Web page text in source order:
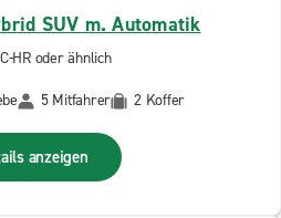
SUV m. Automatik
HR oder ähnlich
5 Mitfahrer 2 Koffer
anzeigen